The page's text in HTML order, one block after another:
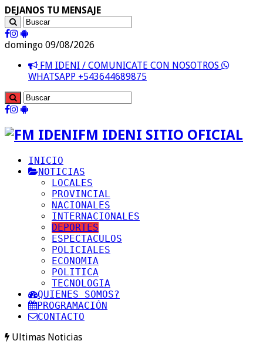
DEJANOS TU MENSAJE
domingo 09/08/2026
FM IDENI / COMUNICATE CON NOSOTROS
WHATSAPP +543644689875
FM IDENI SITIO OFICIAL
INICIO
NOTICIAS
LOCALES
PROVINCIAL
NACIONALES
INTERNACIONALES
DEPORTES
ESPECTACULOS
POLICIALES
ECONOMIA
POLITICA
TECNOLOGIA
QUIENES SOMOS?
PROGRAMACIÓN
CONTACTO
Ultimas Noticias